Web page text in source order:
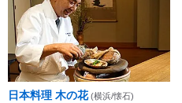
日本料理 木の花 (横浜/懐石)